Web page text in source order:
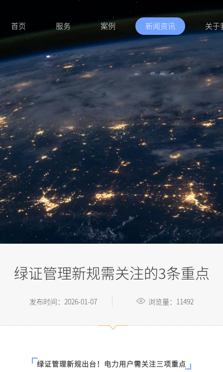
首页 服务 案例 新闻资讯 关于
绿证管理新规需关注的3条重点
发布时间：2026-01-07 浏览量：11492
绿证管理新规出台！电力用户需关注三项重点